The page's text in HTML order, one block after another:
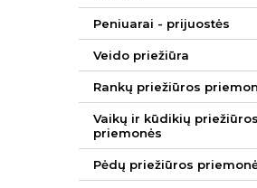
Peniuarai - prijuostės
Veido priežiūra
Rankų priežiūros
Vaikų ir kūdikių priežiūros
priemonės
Pėdų priežiūros